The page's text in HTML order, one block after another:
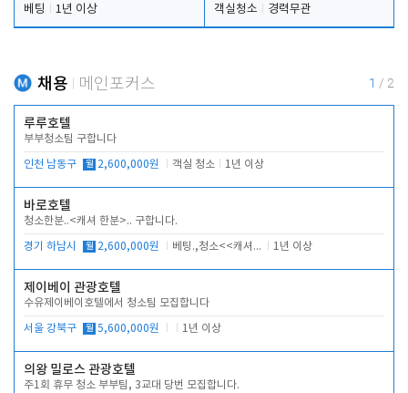
베팅
1년 이상
객실청소
경력무관
채용 메인포커스 1 / 2
루루호텔
부부청소팀 구합니다
인천 남동구 월 2,600,000원 객실 청소 1년 이상
바로호텔
청소한분..<캐셔 한분>.. 구합니다.
경기 하남시 월 2,600,000원 베팅.,청소<<캐셔 모셔봅니다. 1년 이상
제이베이 관광호텔
수유제이베이호텔에서 청소팀 모집합니다
서울 강북구 월 5,600,000원 1년 이상
의왕 밀로스 관광호텔
주1회 휴무 청소 부부팀, 3교대 당번 모집합니다.